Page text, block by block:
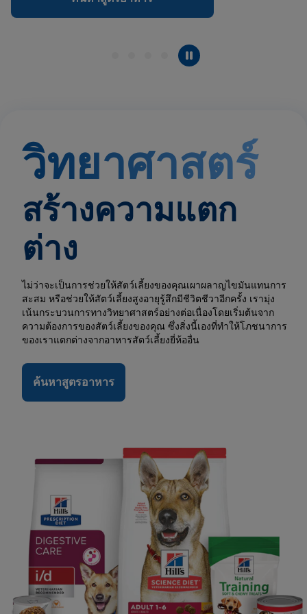
วิทยาศาสตร์
สร้างความแตก
ต่าง
ไม่ว่าจะเป็นการช่วยให้สัตว์เลี้ยงของคุณเผาผลาญไขมันแทนการ
สะสม หรือช่วยให้สัตว์เลี้ยงสูงอายุรู้สึกมีชีวิตชีวาอีกครั้ง เรามุ่ง
เน้นกระบวนการทางวิทยาศาสตร์อย่างต่อเนื่องโดยเริ่มต้นจาก
ความต้องการของสัตว์เลี้ยงของคุณ ซึ่งสิ่งนี้เองที่ทำให้โภชนาการ
ของเราแตกต่างจากอาหารสัตว์เลี้ยงยี่ห้ออื่น
ค้นหาสูตรอาหาร